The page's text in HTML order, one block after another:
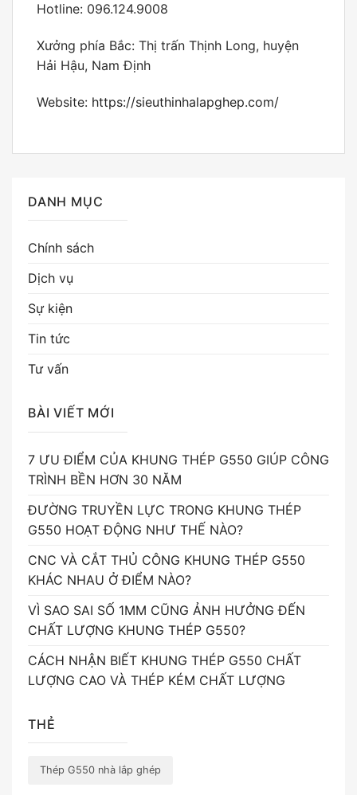
Hotline: 096.124.9008
Xưởng phía Bắc: Thị trấn Thịnh Long, huyện
Hải Hậu, Nam Định
Website: https://sieuthinhalapghep.com/
DANH MỤC
Chính sách
Dịch vụ
Sự kiện
Tin tức
Tư vấn
BÀI VIẾT MỚI
7 ƯU ĐIỂM CỦA KHUNG THÉP G550 GIÚP CÔNG
TRÌNH BỀN HƠN 30 NĂM
ĐƯỜNG TRUYỀN LỰC TRONG KHUNG THÉP
G550 HOẠT ĐỘNG NHƯ THẾ NÀO?
CNC VÀ CẮT THỦ CÔNG KHUNG THÉP G550
KHÁC NHAU Ở ĐIỂM NÀO?
VÌ SAO SAI SỐ 1MM CŨNG ẢNH HƯỞNG ĐẾN
CHẤT LƯỢNG KHUNG THÉP G550?
CÁCH NHẬN BIẾT KHUNG THÉP G550 CHẤT
LƯỢNG CAO VÀ THÉP KÉM CHẤT LƯỢNG
THẺ
Thép G550 nhà lắp ghép